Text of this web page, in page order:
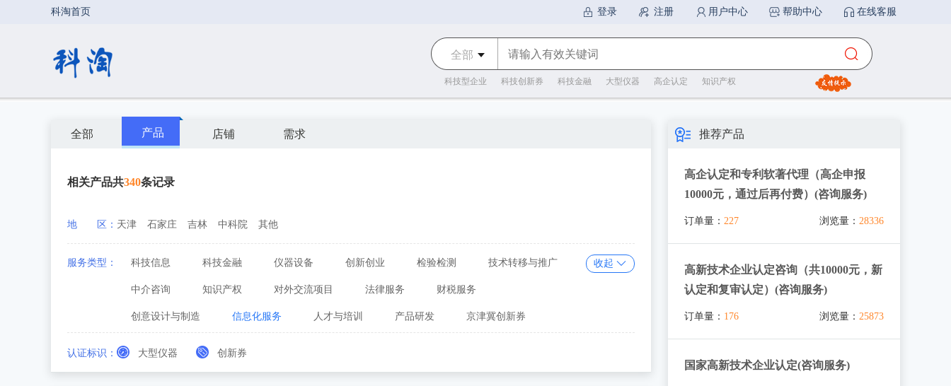
全部
科技型企业 科技创新券 科技金融 大型仪器 高企认定 知识产权
全部 产品 店铺 需求
相关产品共340条记录
地 区： 天津 石家庄 吉林 中科院 其他
收起
服务类型： 科技信息 科技金融 仪器设备 创新创业 检验检测 技术转移与推广
中介咨询 知识产权 对外交流项目 法律服务 财税服务
创意设计与制造 信息化服务 人才与培训 产品研发 京津冀创新券
认证标识： 大型仪器 创新券
推荐产品
高企认定和专利软著代理（高企申报
10000元，通过后再付费）(咨询服务)
订单量： 227 浏览量： 28336
高新技术企业认定咨询（共10000元，新
认定和复审认定）(咨询服务)
订单量： 176 浏览量： 25873
国家高新技术企业认定(咨询服务)